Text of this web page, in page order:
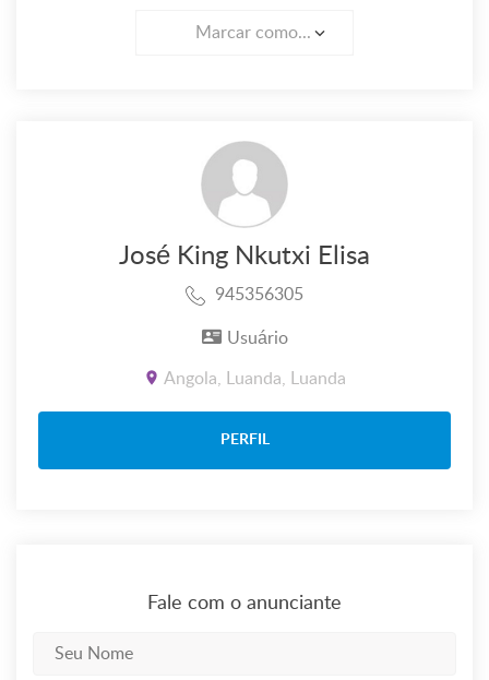
Marcar como...
José King Nkutxi Elisa
945356305
Usuário
Angola, Luanda, Luanda
PERFIL
Fale com o anunciante